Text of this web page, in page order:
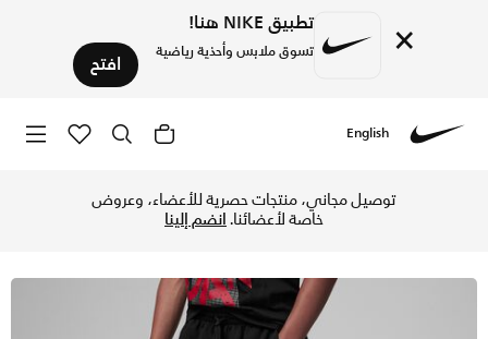
× تطبيق NIKE هنا!
تسوق ملابس وأحذية رياضية افتح
English
توصيل مجاني، منتجات حصرية للأعضاء، وعروض
خاصة لأعضائنا.انضم إلينا